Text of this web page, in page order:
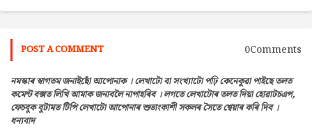
POST A COMMENT 0Comments
নমস্কাৰ স্বাগতম জনাইছোঁ আপোনাক । লেখাটো বা সংখ্যাটো পঢ়ি কেনেকুৱা পাইছে তলত
কমেন্ট বক্সত লিখি আমাক জনাবলৈ নাপাহৰিব । লগতে লেখাটোৰ তলত দিয়া হোৱাটচএপ,
ফেচবুক বুটামত টিপি লেখাটো আপোনাৰ শুভাংকাশী সকলৰ সৈতে শ্বেয়াৰ কৰি দিব ।
ধন্যবাদ